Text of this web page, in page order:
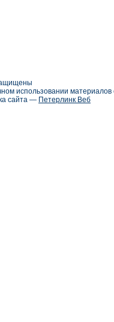
использовании
сайта — Петерлинк Веб